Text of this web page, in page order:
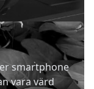
smartphone
vara värd